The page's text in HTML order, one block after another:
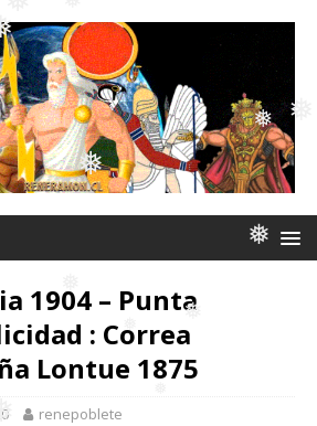
❅
❅
❅ ❅
❅
❅
❅
❅
❅
❅
1904 – Punta
: Correa
Lontue 1875
renepoblete